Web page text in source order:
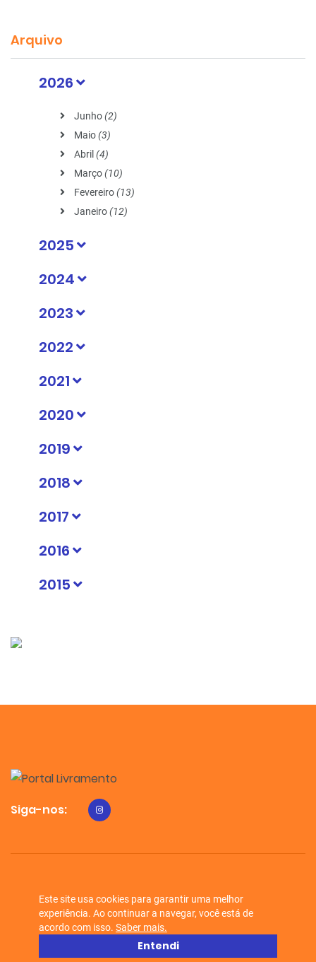
Arquivo
2026
Junho(2)
Maio(3)
Abril(4)
Março(10)
Fevereiro(13)
Janeiro(12)
2025
2024
2023
2022
2021
2020
2019
2018
2017
2016
2015
Siga-nos:
Este site usa cookies para garantir uma melhor
experiência. Ao continuar a navegar, você está de
acordo com isso. Saber mais.
Entendi